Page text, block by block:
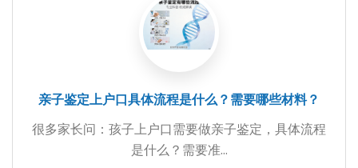
亲子鉴定上户口具体流程是什么？需要哪些材料？
很多家长问：孩子上户口需要做亲子鉴定，具体流程
是什么？需要准...